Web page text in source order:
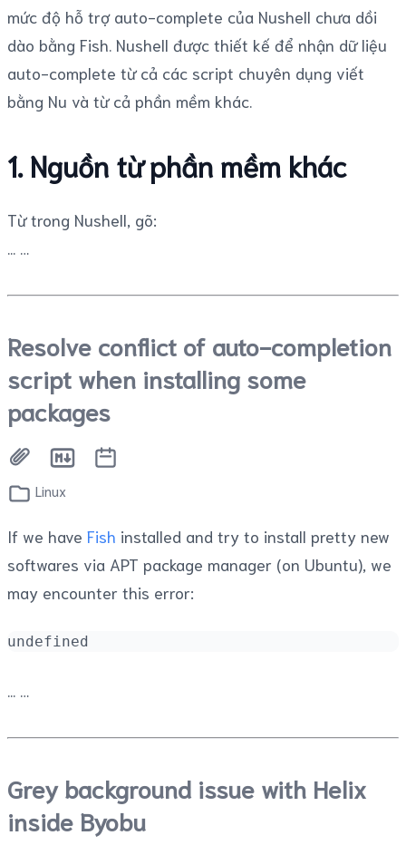
mức độ hỗ trợ auto-complete của Nushell chưa dồi
dào bằng Fish. Nushell được thiết kế để nhận dữ liệu
auto-complete từ cả các script chuyên dụng viết
bằng Nu và từ cả phần mềm khác.
1. Nguồn từ phần mềm khác
Từ trong Nushell, gõ:
...
Resolve conflict of auto-completion
script when installing some
packages
Linux
If we have Fish installed and try to install pretty new
softwares via APT package manager (on Ubuntu), we
may encounter this error:
undefined
Grey background issue with Helix
inside Byobu